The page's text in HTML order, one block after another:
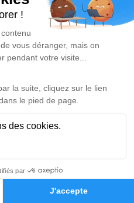
Hommages
LAMOUROUX.
hommage estdisponible
14h30
Laruscade
Je rends hommage